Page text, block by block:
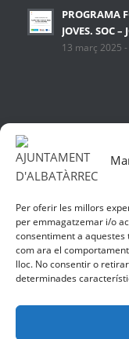
Per oferir les millors
per emmagatzemar i/o
consentiment a
com ara el
lloc. No consentir o
determinades
PROGRAMA
JOVES. SOC –
13 març 2025
ÚLTIMES
Alerta de
personal i/o
PROGRAMA
JOVES.
11 març 2026 -
DETECCIÓ